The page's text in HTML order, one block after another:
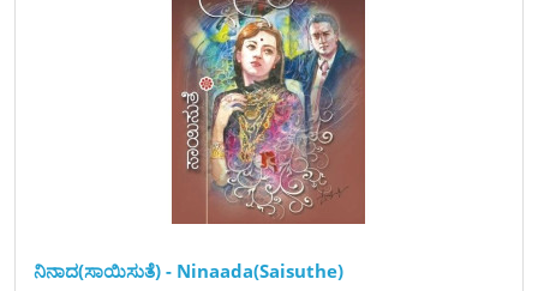
ನಿನಾದ(ಸಾಯಿಸುತೆ) - Ninaada(Saisuthe)